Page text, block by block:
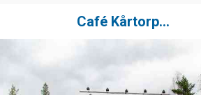
Café Kårtorp...